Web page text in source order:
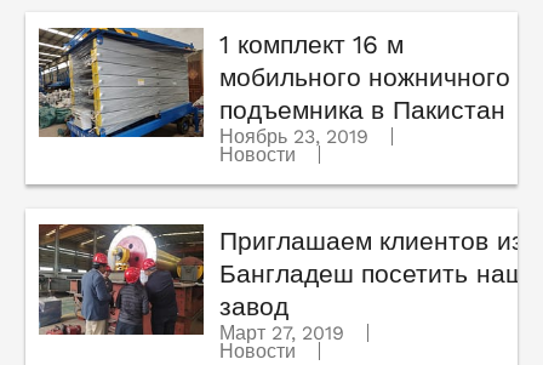
1 комплект 16 м
мобильного ножничного
подъемника в Пакистан
Ноябрь 23, 2019
Новости
Приглашаем клиентов из
Бангладеш посетить наш
завод
Март 27, 2019
Новости